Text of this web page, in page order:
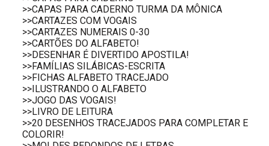
>>CAPAS PARA CADERNO TURMA DA MÔNICA
>>CARTAZES COM VOGAIS
>>CARTAZES NUMERAIS 0-30
>>CARTÕES DO ALFABETO!
>>DESENHAR É DIVERTIDO APOSTILA!
>>FAMÍLIAS SILÁBICAS-ESCRITA
>>FICHAS ALFABETO TRACEJADO
>>ILUSTRANDO O ALFABETO
>>JOGO DAS VOGAIS!
>>LIVRO DE LEITURA
>>20 DESENHOS TRACEJADOS PARA COMPLETAR E
COLORIR!